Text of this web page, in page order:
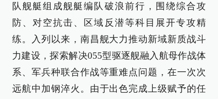
队舰艇组成舰艇编队破浪前行，围绕综合攻
防、对空抗击、区域反潜等科目展开专攻精
练。入列以来，南昌舰大力推动新域新质战斗
力建设，探索解决055型驱逐舰融入航母作战体
系、军兵种联合作战等重难点问题，在一次次
远航中加钢淬火。由于出色完成上级赋予的任